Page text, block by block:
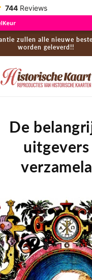
744 Reviews
zullen alle nieuwe
worden geleverd!!
De
uitgevers